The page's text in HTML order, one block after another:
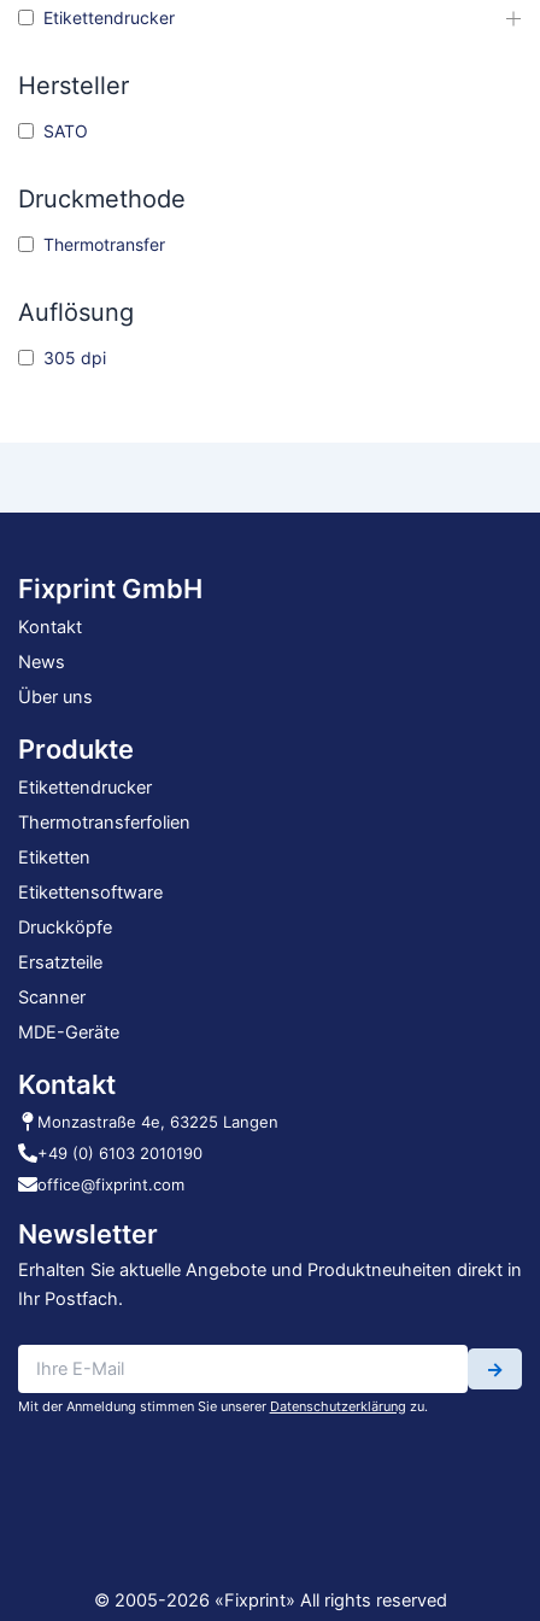
Etikettendrucker
Hersteller
SATO
Druckmethode
Thermotransfer
Auflösung
305 dpi
Fixprint GmbH
Kontakt
News
Über uns
Produkte
Etikettendrucker
Thermotransferfolien
Etiketten
Etikettensoftware
Druckköpfe
Ersatzteile
Scanner
MDE-Geräte
Kontakt
Monzastraße 4e, 63225 Langen
+49 (0) 6103 2010190
office@fixprint.com
Newsletter
Erhalten Sie aktuelle Angebote und Produktneuheiten direkt in
Ihr Postfach.
→
Mit der Anmeldung stimmen Sie unserer Datenschutzerklärung zu.
© 2005-2026 «Fixprint» All rights reserved